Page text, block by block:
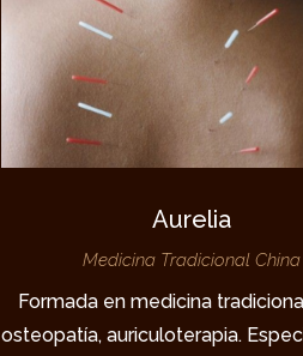
Aurelia
Medicina Tradicional China
Formada en medicina
osteopatía, auriculoterapia.